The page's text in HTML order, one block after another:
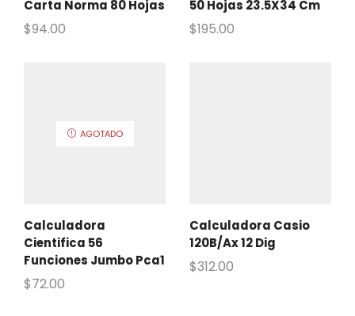
Carta Norma 80 Hojas
$94.00
50 Hojas 23.5X34 Cm
$195.00
AGOTADO
Calculadora
Cientifica 56
Funciones Jumbo Pca1
$72.00
Calculadora Casio
120B/Ax 12 Dig
$312.00